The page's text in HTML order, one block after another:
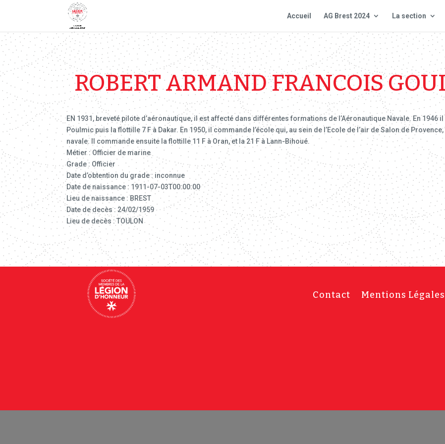
Accueil AG Brest 2024 La section
ROBERT ARMAND FRANCOIS
EN 1931, breveté pilote d’aéronautique, il est affecté dans différentes formations de l’Aéronautique Navale. En 1946
Poulmic puis la flottille 7 F à Dakar. En 1950, il commande l’école qui, au sein de l’Ecole de l’air de Salon de
navale. Il commande ensuite la flottille 11 F à Oran, et la 21 F à Lann-Bihoué.
Métier : Officier de marine
Grade : Officier
Date d’obtention du grade : inconnue
Date de naissance : 1911-07-03T00:00:00
Lieu de naissance : BREST
Date de decès : 24/02/1959
Lieu de decès : TOULON
Contact Mentions Légales